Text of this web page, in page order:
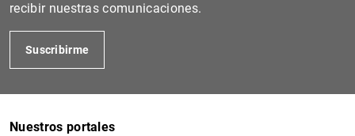
recibir nuestras comunicaciones.
Suscribirme
Nuestros portales